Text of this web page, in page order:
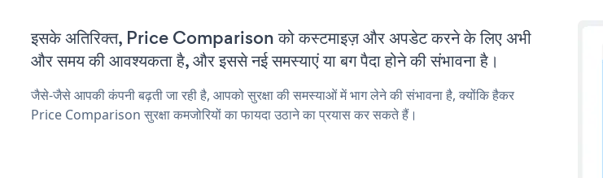
इसके अतिरिक्त, Price Comparison को कस्टमाइज़ और अपडेट करने के लिए अभी
और समय की आवश्यकता है, और इससे नई समस्याएं या बग पैदा होने की संभावना है।
जैसे-जैसे आपकी कंपनी बढ़ती जा रही है, आपको सुरक्षा की समस्याओं में भाग लेने की संभावना है, क्योंकि हैकर
Price Comparison सुरक्षा कमजोरियों का फायदा उठाने का प्रयास कर सकते हैं।